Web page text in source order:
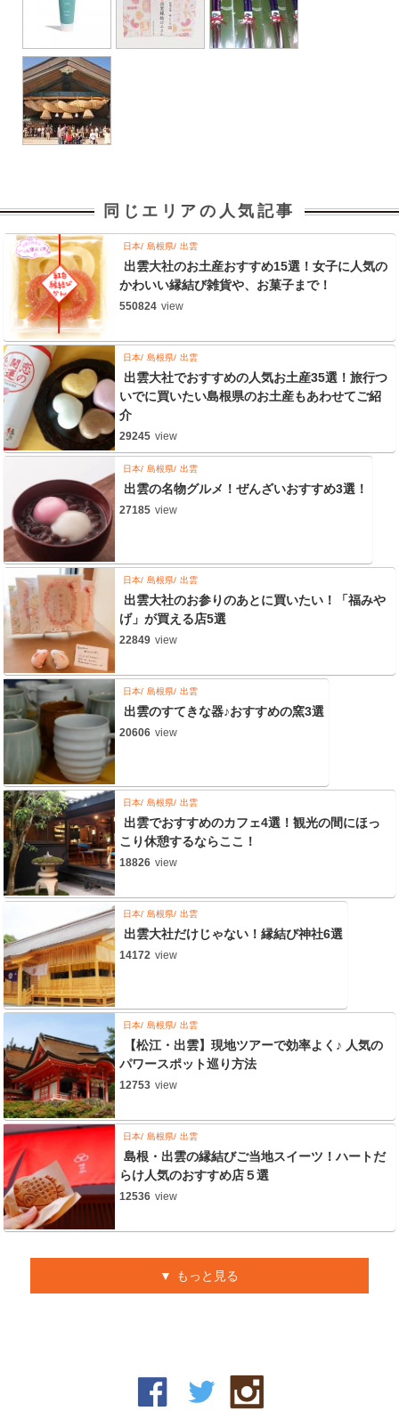
同じエリアの人気記事
日本 島根県 出雲
出雲大社のお土産おすすめ15選！女子に人気の
かわいい縁結び雑貨や、お菓子まで！
550824 view
日本 島根県 出雲
出雲大社でおすすめの人気お土産35選！旅行つ
いでに買いたい島根県のお土産もあわせてご紹
介
29245 view
日本 島根県 出雲
出雲の名物グルメ！ぜんざいおすすめ3選！
27185 view
日本 島根県 出雲
出雲大社のお参りのあとに買いたい！「福みや
げ」が買える店5選
22849 view
日本 島根県 出雲
出雲のすてきな器♪おすすめの窯3選
20606 view
日本 島根県 出雲
出雲でおすすめのカフェ4選！観光の間にほっ
こり休憩するならここ！
18826 view
日本 島根県 出雲
出雲大社だけじゃない！縁結び神社6選
14172 view
日本 島根県 出雲
【松江・出雲】現地ツアーで効率よく♪ 人気の
パワースポット巡り方法
12753 view
日本 島根県 出雲
島根・出雲の縁結びご当地スイーツ！ハートだ
らけ人気のおすすめ店５選
12536 view
もっと見る